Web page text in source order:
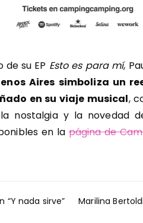
su EP Esto es para mí,
Aires simboliza un
en su viaje musical,
nostalgia y la novedad
en lapágina de
nada sirve”
Marilina